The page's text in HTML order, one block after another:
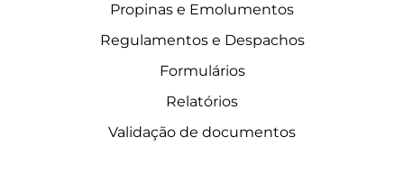
Propinas e Emolumentos
Regulamentos e Despachos
Formulários
Relatórios
Validação de documentos